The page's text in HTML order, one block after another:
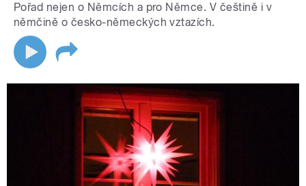
Pořad nejen o Němcích a pro Němce. V češtině i v
němčině o česko-německých vztazích.